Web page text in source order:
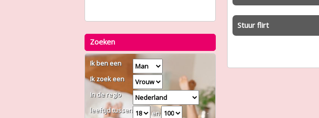
Stuur flirt
Zoeken
Ik ben een
Ik zoek een
In de regio
leeftijd tussen
en